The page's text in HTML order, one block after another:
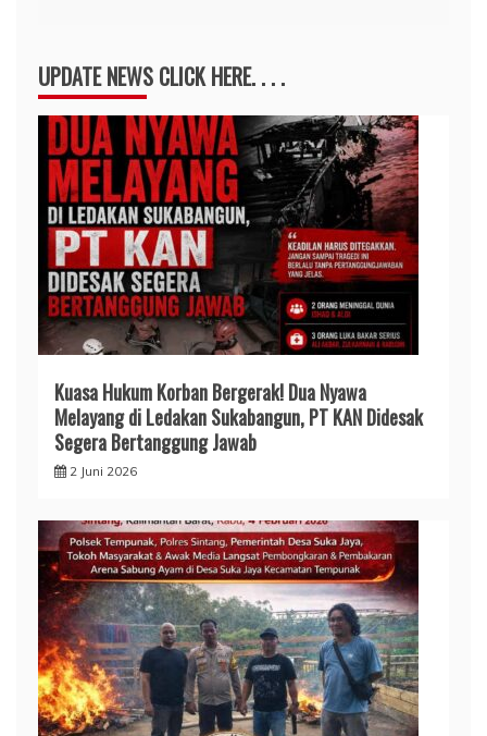
UPDATE NEWS CLICK HERE. . . .
Kuasa Hukum Korban Bergerak! Dua Nyawa
Melayang di Ledakan Sukabangun, PT KAN Didesak
Segera Bertanggung Jawab
2 Juni 2026